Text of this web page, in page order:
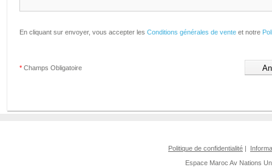
En cliquant sur envoyer, vous accepter les Conditions générales de vente et notre
* Champs Obligatoire
Politique de confidentialité |
Espace Maroc Av Nations